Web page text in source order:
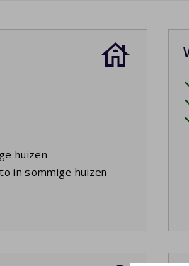
huizen
in sommige huizen